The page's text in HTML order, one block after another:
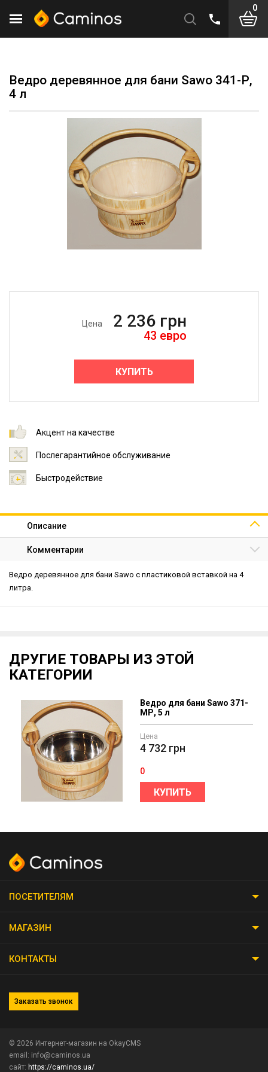
0
Ведро деревянное для бани Sawo 341-Р,
4 л
Цена 2 236 грн
43 евро
КУПИТЬ
Акцент на качестве
Послегарантийное обслуживание
Быстродействие
Описание
Комментарии
Ведро деревянное для бани Sawo с пластиковой вставкой на 4
литра.
ДРУГИЕ ТОВАРЫ ИЗ ЭТОЙ
КАТЕГОРИИ
Ведро для бани Sawo 371-
МР, 5 л
Цена
4 732 грн
0
КУПИТЬ
ПОСЕТИТЕЛЯМ
МАГАЗИН
КОНТАКТЫ
Заказать звонок
© 2026 Интернет-магазин на OkayCMS
email: info@caminos.ua
сайт: https://caminos.ua/